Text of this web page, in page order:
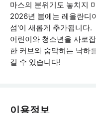
마스의 분위기도 놓치지
2026년 봄에는 레올란디
섬'이 새롭게 추가됩니다.
어린이와 청소년을 사로
한 커브와 숨막히는 낙하
길 수 있습니다!
이용정보